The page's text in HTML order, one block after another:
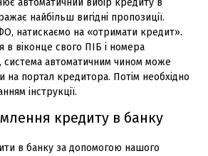
автоматичний вибір кредиту в
найбільш вигідні пропозиції.
натискаємо на «отримати кредит».
в віконце свого ПІБ і номера
система автоматичним чином може
на портал кредитора. Потім необхідно
інструкції.
кредиту в банку
в банку за допомогою нашого